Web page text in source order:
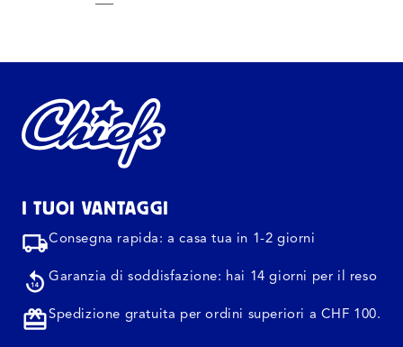
I TUOI VANTAGGI
Consegna rapida: a casa tua in 1-2 giorni
Garanzia di soddisfazione: hai 14 giorni per il reso
Spedizione gratuita per ordini superiori a CHF 100.